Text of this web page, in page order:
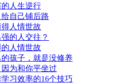
人生逆行
自己铺后路
人情世故
的人交往？
人情世故
孩子，就是没修养
为和你平坐过
习效率的16个技巧